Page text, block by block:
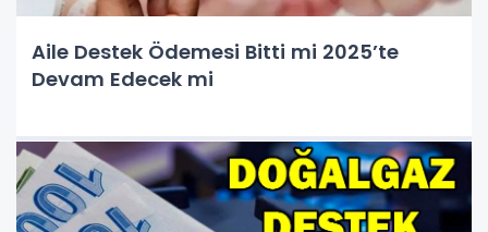
Aile Destek Ödemesi Bitti mi 2025’te
Devam Edecek mi